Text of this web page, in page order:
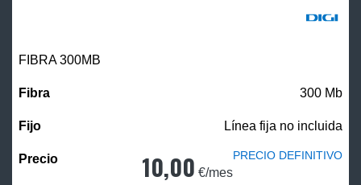
FIBRA 300MB
300 Mb
Línea fija no incluida
10,00 €/mes
PRECIO DEFINITIVO